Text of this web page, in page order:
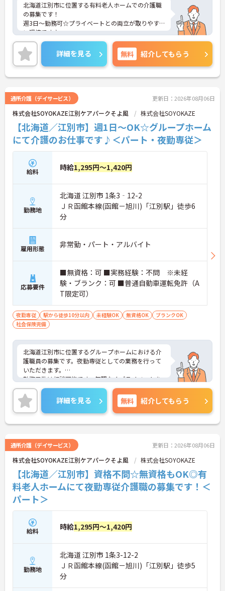
北海道江別市に位置する有料老人ホームでの介護職
の募集です！
週3日～勤務可☆プライベートとの両立が取りやす
い環境です♪
ご興味ある方には、面接対策ポイントなど、さらに
詳細をお話しいたしますのでお気軽にご相談くださ
い。
詳細を見る 無料 紹介してもらう
通所介護（デイサービス） 更新日：2026年08月06日
株式会社SOYOKAZE江別ケアパークそよ風 株式会社SOYOKAZE
【北海道／江別市】週1日～OK☆グループホーム
にて介護のお仕事です♪＜パート・夜勤専従＞
給料 時給1,295円～1,420円
勤務地
北海道 江別市 1条3‐12-2
ＪＲ函館本線(函館－旭川)「江別駅」徒歩6
分
雇用形態 非常勤・パート・アルバイト
応募要件
■無資格：可 ■実務経験：不問 ※未経
験・ブランク：可 ■普通自動車運転免許（A
T限定可）
夜勤専従 駅から徒歩10分以内 未経験OK 無資格OK
ブランクOK
社会保険完備
北海道江別市に位置するグループホームにおける介
護職員の募集です。夜勤専従としての業務を行って
いただきます。
勤務日数は相談可能です。無理なくプライベートを
大切にしながらご勤務いただけます。また、研修制
度があり、働きながらスキルアップが目指せる環境
です。
ご興味のある方には、面接対策ポイントなど、さら
に詳細をご案内しますのでお気軽にご相談くださ
詳細を見る 無料 紹介してもらう
通所介護（デイサービス） 更新日：2026年08月06日
株式会社SOYOKAZE江別ケアパークそよ風 株式会社SOYOKAZE
【北海道／江別市】資格不問☆無資格もOK◎有
料老人ホームにて夜勤専従介護職の募集です！＜
パート＞
給料 時給1,295円～1,420円
勤務地
北海道 江別市 1条3-12-2
ＪＲ函館本線(函館－旭川)「江別駅」徒歩5
分